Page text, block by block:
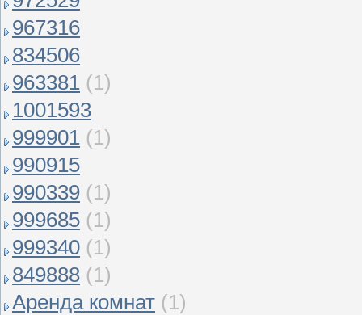
967316
834506
963381 (1)
1001593
999901 (1)
990915
990339 (1)
999685 (1)
999340 (1)
849888 (1)
Аренда комнат (1)